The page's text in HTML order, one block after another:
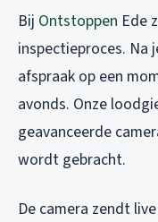
Bij Ontstoppen Ede
inspectieproces. Na
afspraak op een
avonds. Onze
geavanceerde
wordt gebracht.
De camera zendt